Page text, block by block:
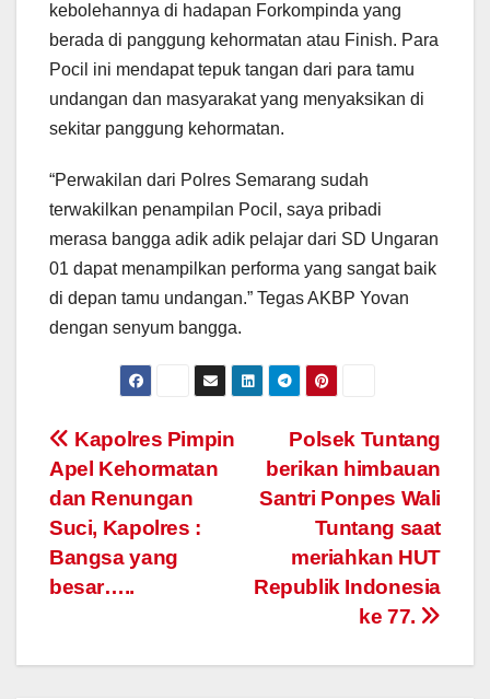
kebolehannya di hadapan Forkompinda yang
berada di panggung kehormatan atau Finish. Para
Pocil ini mendapat tepuk tangan dari para tamu
undangan dan masyarakat yang menyaksikan di
sekitar panggung kehormatan.
“Perwakilan dari Polres Semarang sudah
terwakilkan penampilan Pocil, saya pribadi
merasa bangga adik adik pelajar dari SD Ungaran
01 dapat menampilkan performa yang sangat baik
di depan tamu undangan.” Tegas AKBP Yovan
dengan senyum bangga.
Post
navigation
Polsek Tuntang
berikan himbauan
Santri Ponpes Wali
Tuntang saat
meriahkan HUT
Republik Indonesia
ke 77.
Kapolres Pimpin
Apel Kehormatan
dan Renungan
Suci, Kapolres :
Bangsa yang
besar…..